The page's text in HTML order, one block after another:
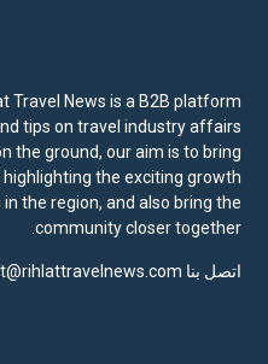
Travel News is a B2B platform
tips on travel industry affairs
the ground, our aim is to bring
the exciting growth
the region, and also bring the
community closer together.
اتصل بنا